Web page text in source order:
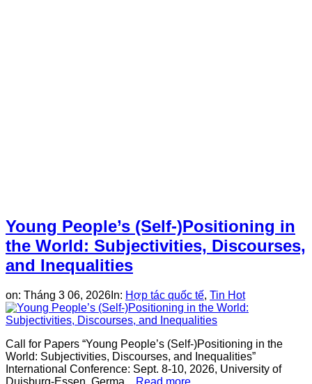
Young People’s (Self-)Positioning in
the World: Subjectivities, Discourses,
and Inequalities
on: Tháng 3 06, 2026 In: Hợp tác quốc tế, Tin Hot
Call for Papers “Young People’s (Self-)Positioning in the
World: Subjectivities, Discourses, and Inequalities”
International Conference: Sept. 8-10, 2026, University of
Duisburg-Essen, Germa...
Read more